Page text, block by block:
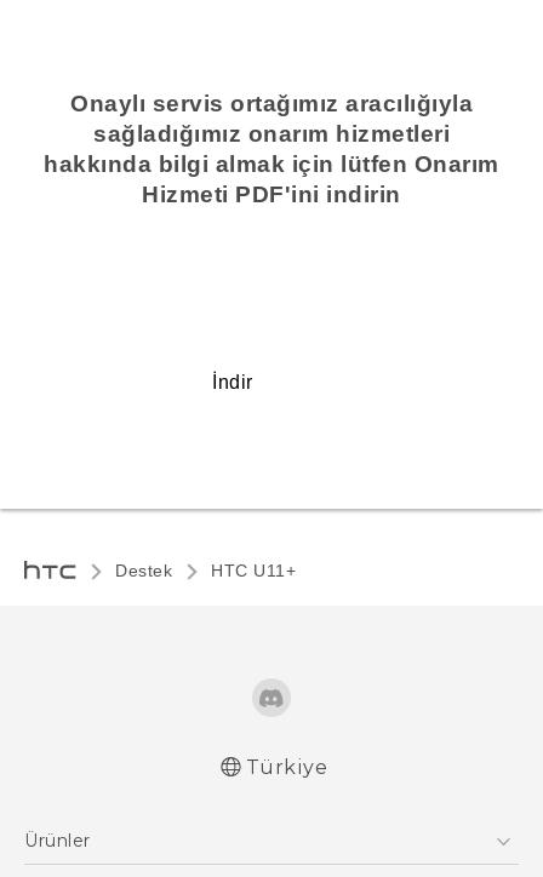
Onaylı servis ortağımız aracılığıyla
sağladığımız onarım hizmetleri
hakkında bilgi almak için lütfen Onarım
Hizmeti PDF'ini indirin
İndir
Destek HTC U11+‎
Türkiye
Ürünler